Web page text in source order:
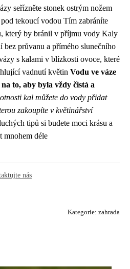
seřízněte stonek ostrým nožem
tekoucí vodou Tím zabráníte
který by bránil v příjmu vody Kaly
bez průvanu a přímého slunečního
s kalami v blízkosti ovoce, které
vadnutí květin Vodu ve váze
to, aby byla vždy čistá a
kal můžete do vody přidat
zakoupíte v květinářství
tipů si budete moci krásu a
mnohem déle
nás
Kategorie: zahrada